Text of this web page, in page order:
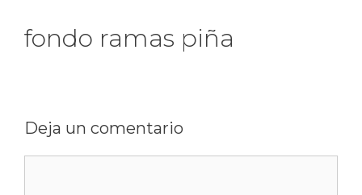
fondo ramas piña
Deja un comentario